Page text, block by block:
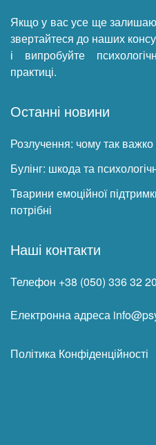
Якщо у вас усе ще
звертайтеся до наших
і випробуйте
практиці.
Останні новини
Розлучення: чому так
Булінг: шкода та
Тварини емоційної
потрібні
Наші контакти
Телефон +38 (050) 336 32 20
Електронна адреса
Політика Конфіденційності